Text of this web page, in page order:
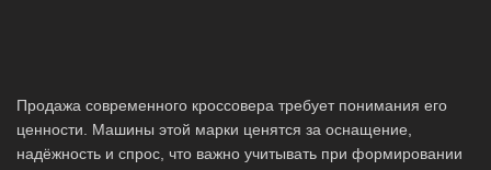
Продажа современного кроссовера требует понимания его
ценности. Машины этой марки ценятся за оснащение,
надёжность и спрос, что важно учитывать при формировании